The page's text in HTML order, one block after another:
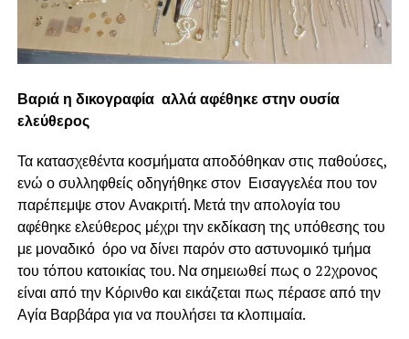
Βαριά η δικογραφία αλλά αφέθηκε στην ουσία
ελεύθερος
Τα κατασχεθέντα κοσμήματα αποδόθηκαν στις παθούσες,
ενώ ο συλληφθείς οδηγήθηκε στον Εισαγγελέα που τον
παρέπεμψε στον Ανακριτή. Μετά την απολογία του
αφέθηκε ελεύθερος μέχρι την εκδίκαση της υπόθεσης του
με μοναδικό όρο να δίνει παρόν στο αστυνομικό τμήμα
του τόπου κατοικίας του. Να σημειωθεί πως ο 22χρονος
είναι από την Κόρινθο και εικάζεται πως πέρασε από την
Αγία Βαρβάρα για να πουλήσει τα κλοπιμαία.